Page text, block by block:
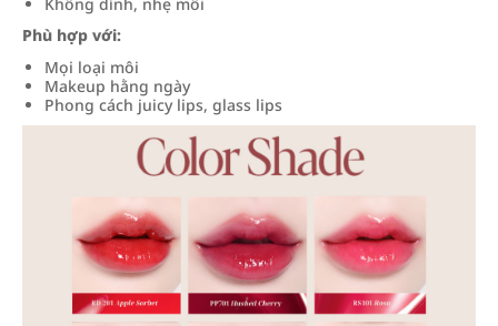
Phù hợp với:
Mọi loại môi
Makeup hằng ngày
Phong cách juicy lips, glass lips